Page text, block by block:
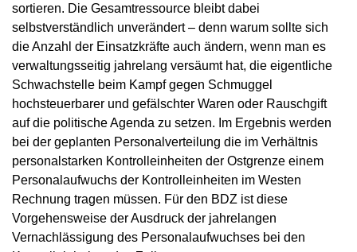
sortieren. Die Gesamtressource bleibt dabei
selbstverständlich unverändert – denn warum sollte sich
die Anzahl der Einsatzkräfte auch ändern, wenn man es
verwaltungsseitig jahrelang versäumt hat, die eigentliche
Schwachstelle beim Kampf gegen Schmuggel
hochsteuerbarer und gefälschter Waren oder Rauschgift
auf die politische Agenda zu setzen. Im Ergebnis werden
bei der geplanten Personalverteilung die im Verhältnis
personalstarken Kontrolleinheiten der Ostgrenze einem
Personalaufwuchs der Kontrolleinheiten im Westen
Rechnung tragen müssen. Für den BDZ ist diese
Vorgehensweise der Ausdruck der jahrelangen
Vernachlässigung des Personalaufwuchses bei den